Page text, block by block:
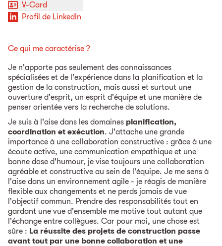
V-Card
Profil de LinkedIn
Ce qui me caractérise ?
Je n'apporte pas seulement des connaissances
spécialisées et de l'expérience dans la planification et la
gestion de la construction, mais aussi et surtout une
ouverture d'esprit, un esprit d'équipe et une manière de
penser orientée vers la recherche de solutions.
Je suis à l'aise dans les domaines planification,
coordination et exécution. J'attache une grande
importance à une collaboration constructive : grâce à une
écoute active, une communication empathique et une
bonne dose d'humour, je vise toujours une collaboration
agréable et constructive au sein de l'équipe. Je me sens à
l'aise dans un environnement agile - je réagis de manière
flexible aux changements et ne perds jamais de vue
l'objectif commun. Prendre des responsabilités tout en
gardant une vue d'ensemble me motive tout autant que
l'échange entre collègues. Car pour moi, une chose est
sûre : La réussite des projets de construction passe
avant tout par une bonne collaboration et une